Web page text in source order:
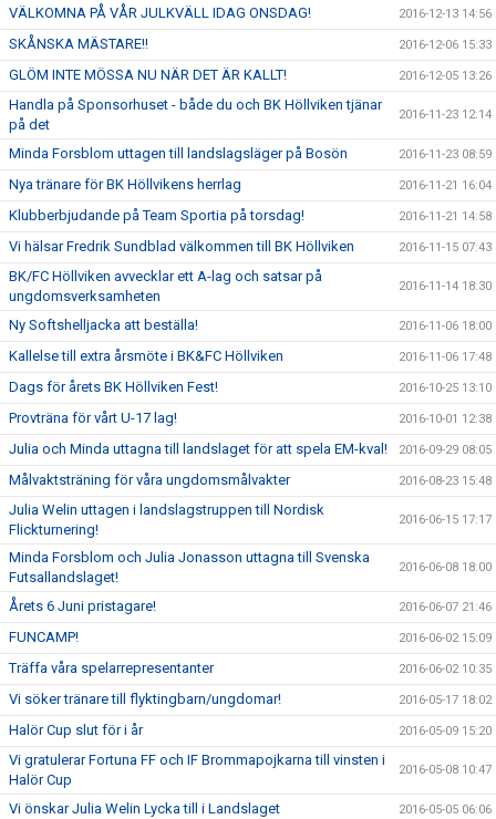
VÄLKOMNA PÅ VÅR JULKVÄLL IDAG ONSDAG! 2016-12-13 14:56
SKÅNSKA MÄSTARE!! 2016-12-06 15:33
GLÖM INTE MÖSSA NU NÄR DET ÄR KALLT! 2016-12-05 13:26
Handla på Sponsorhuset - både du och BK Höllviken tjänar
på det
2016-11-23 12:14
Minda Forsblom uttagen till landslagsläger på Bosön 2016-11-23 08:59
Nya tränare för BK Höllvikens herrlag 2016-11-21 16:04
Klubberbjudande på Team Sportia på torsdag! 2016-11-21 14:58
Vi hälsar Fredrik Sundblad välkommen till BK Höllviken 2016-11-15 07:43
BK/FC Höllviken avvecklar ett A-lag och satsar på
ungdomsverksamheten
2016-11-14 18:30
Ny Softshelljacka att beställa! 2016-11-06 18:00
Kallelse till extra årsmöte i BK&FC Höllviken 2016-11-06 17:48
Dags för årets BK Höllviken Fest! 2016-10-25 13:10
Provträna för vårt U-17 lag! 2016-10-01 12:38
Julia och Minda uttagna till landslaget för att spela EM-kval! 2016-09-29 08:05
Målvaktsträning för våra ungdomsmålvakter 2016-08-23 15:48
Julia Welin uttagen i landslagstruppen till Nordisk
Flickturnering!
2016-06-15 17:17
Minda Forsblom och Julia Jonasson uttagna till Svenska
Futsallandslaget!
2016-06-08 18:00
Årets 6 Juni pristagare! 2016-06-07 21:46
FUNCAMP! 2016-06-02 15:09
Träffa våra spelarrepresentanter 2016-06-02 10:35
Vi söker tränare till flyktingbarn/ungdomar! 2016-05-17 18:02
Halör Cup slut för i år 2016-05-09 15:20
Vi gratulerar Fortuna FF och IF Brommapojkarna till vinsten i
Halör Cup
2016-05-08 10:47
Vi önskar Julia Welin Lycka till i Landslaget 2016-05-05 06:06